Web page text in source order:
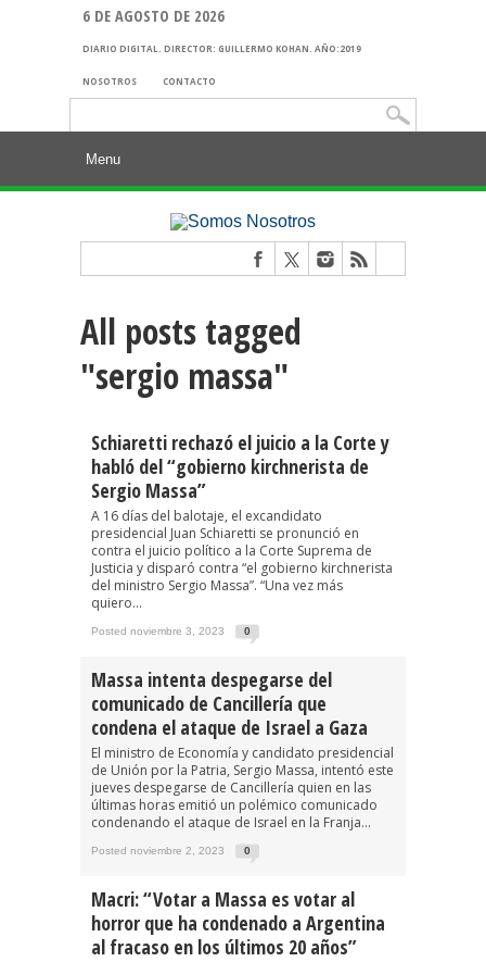
6 DE AGOSTO DE 2026
DIARIO DIGITAL. DIRECTOR: GUILLERMO KOHAN. AÑO:2019
NOSOTROS CONTACTO
All posts tagged
"sergio massa"
Schiaretti rechazó el juicio a la Corte y
habló del “gobierno kirchnerista de
Sergio Massa”
A 16 días del balotaje, el excandidato
presidencial Juan Schiaretti se pronunció en
contra el juicio político a la Corte Suprema de
Justicia y disparó contra “el gobierno kirchnerista
del ministro Sergio Massa”. “Una vez más
quiero...
Posted noviembre 3, 2023 0
Massa intenta despegarse del
comunicado de Cancillería que
condena el ataque de Israel a Gaza
El ministro de Economía y candidato presidencial
de Unión por la Patria, Sergio Massa, intentó este
jueves despegarse de Cancillería quien en las
últimas horas emitió un polémico comunicado
condenando el ataque de Israel en la Franja...
Posted noviembre 2, 2023 0
Macri: “Votar a Massa es votar al
horror que ha condenado a Argentina
al fracaso en los últimos 20 años”